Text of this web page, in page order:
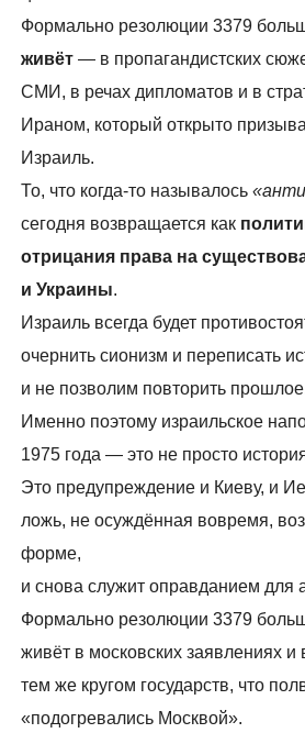
Формально резолюции 3379
живёт — в пропагандистских
СМИ, в речах дипломатов и в
Ираном, который открыто
Израиль.
То, что когда-то называлось
сегодня возвращается как
отрицания права на
и Украины.
Израиль всегда будет
очернить сионизм и переписать
и не позволим повторить
Именно поэтому израильское
1975 года — это не просто
Это предупреждение и Киеву, и
ложь, не осуждённая вовремя,
форме,
и снова служит оправданием для
Формально резолюции 3379
живёт в московских заявлениях
тем же кругом государств, что
«подогревались Москвой».